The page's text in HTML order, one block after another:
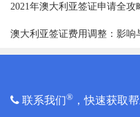
2021年澳大利亚签证申请全攻
澳大利亚签证费用调整：影响
联系我们® ，快速获取